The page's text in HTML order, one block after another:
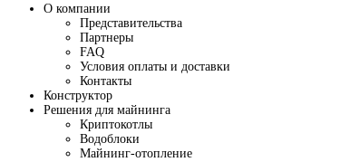
О компании
Представительства
Партнеры
FAQ
Условия оплаты и доставки
Контакты
Конструктор
Решения для майнинга
Криптокотлы
Водоблоки
Майнинг-отопление